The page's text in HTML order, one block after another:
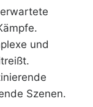
und
Szenen.